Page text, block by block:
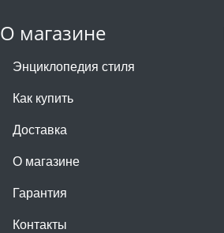
О магазине
Энциклопедия стиля
Как купить
Доставка
О магазине
Гарантия
Контакты